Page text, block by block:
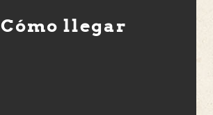
Cómo llegar